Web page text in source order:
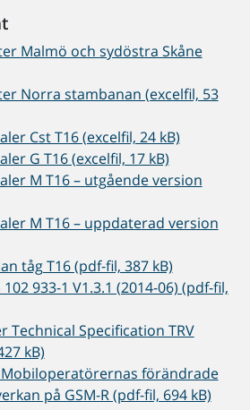
Malmö och sydöstra Skåne
Norra stambanan (excelfil, 53
Cst T16 (excelfil, 24 kB)
G T16 (excelfil, 17 kB)
M T16 – utgående version
M T16 – uppdaterad version
tåg T16 (pdf-fil, 387 kB)
933-1 V1.3.1 (2014-06) (pdf-fil,
Technical Specification TRV
kB)
Mobiloperatörernas förändrade
på GSM-R (pdf-fil, 694 kB)